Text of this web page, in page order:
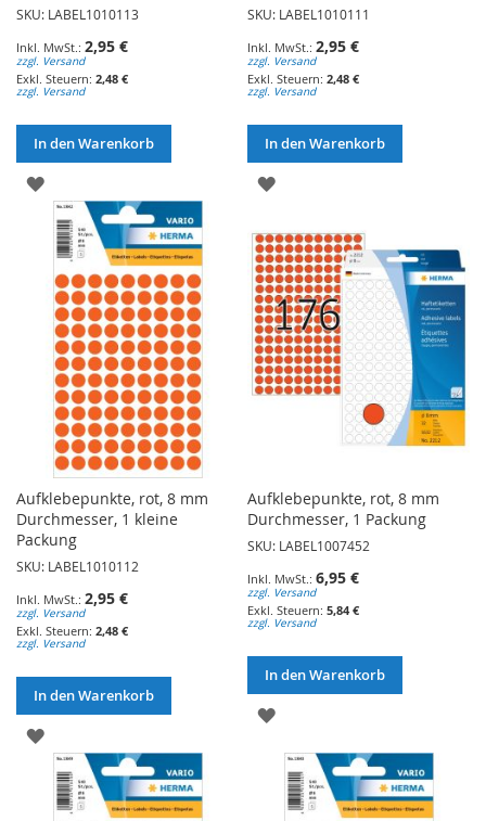
SKU: LABEL1010113
2,95 €
zzgl. Versand
2,48 €
zzgl. Versand
In den Warenkorb
ZUR
WUNSCHLISTE
HINZUFÜGEN
SKU: LABEL1010111
2,95 €
zzgl. Versand
2,48 €
zzgl. Versand
In den Warenkorb
ZUR
HINZUFÜGEN
Aufklebepunkte, rot, 8 mm
Durchmesser, 1 kleine
Packung
SKU: LABEL1010112
2,95 €
zzgl. Versand
2,48 €
zzgl. Versand
In den Warenkorb
ZUR
WUNSCHLISTE
HINZUFÜGEN
Aufklebepunkte, rot, 8 mm
Durchmesser, 1 Packung
SKU: LABEL1007452
6,95 €
zzgl. Versand
5,84 €
zzgl. Versand
In den Warenkorb
ZUR
WUNSCHLISTE
HINZUFÜGEN